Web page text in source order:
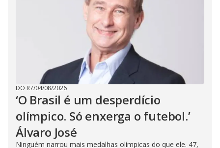
DO R7/04/08/2026
‘O Brasil é um desperdício
olímpico. Só enxerga o futebol.’
Álvaro José
Ninguém narrou mais medalhas olímpicas do que ele. 47,